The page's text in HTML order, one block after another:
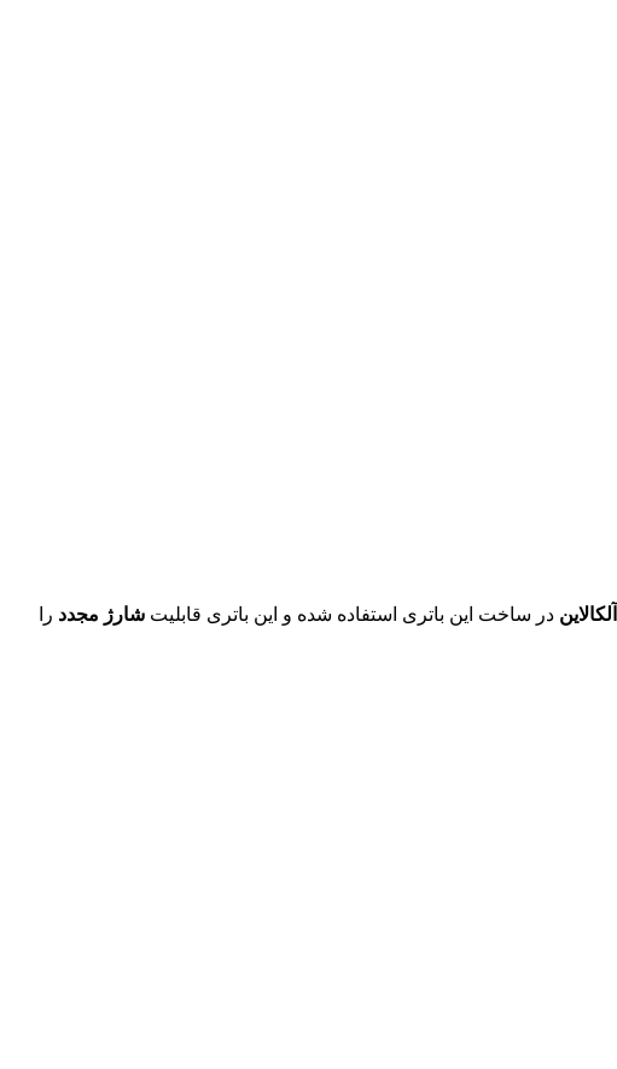
آلکالاین در ساخت این باتری استفاده شده و این باتری قابلیت شارژ مجدد را